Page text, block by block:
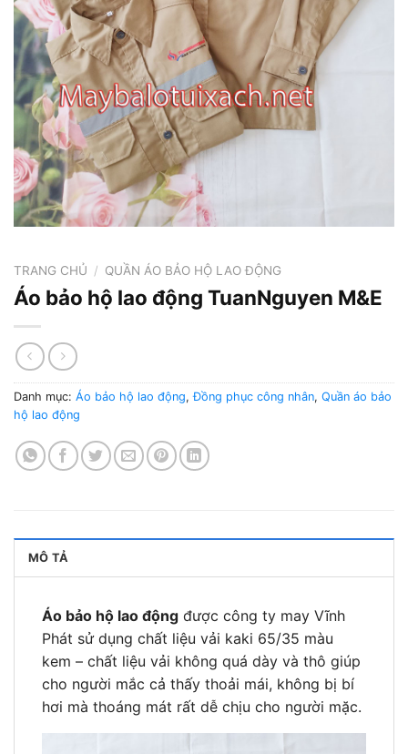
TRANG CHỦ / QUẦN ÁO BẢO HỘ LAO ĐỘNG
Áo bảo hộ lao động TuanNguyen M&E
Danh mục: Áo bảo hộ lao động,Đồng phục công nhân, Quần áo bảo
hộ lao động
MÔ TẢ
Áo bảo hộ lao động được công ty may Vĩnh
Phát sử dụng chất liệu vải kaki 65/35 màu
kem – chất liệu vải không quá dày và thô giúp
cho người mắc cả thấy thoải mái, không bị bí
hơi mà thoáng mát rất dễ chịu cho người mặc.